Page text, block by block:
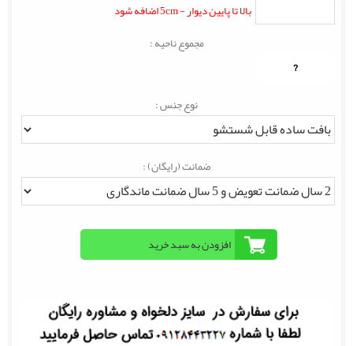
بالا تا پایین دیوار - 5cm اضافه شود
مجموع ناحیه :
?
نوع جنس :
ضمانت (رایگان) :